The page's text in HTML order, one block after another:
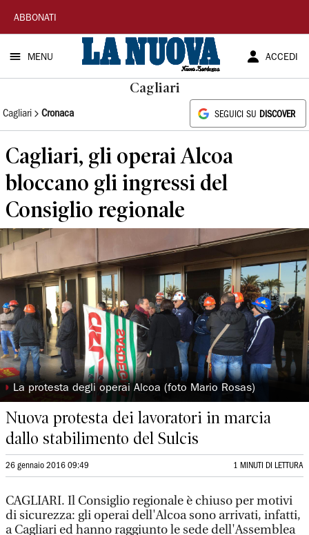
La
Nuova
Sardegna
ABBONATI
MENU ACCEDI
Cagliari
Cagliari Cronaca SEGUICI SU DISCOVER
Cagliari, gli operai Alcoa
bloccano gli ingressi del
Consiglio regionale
◗ La protesta degli operai Alcoa (foto Mario Rosas)
Nuova protesta dei lavoratori in marcia
dallo stabilimento del Sulcis
26 gennaio 2016 09:49 1 MINUTI DI LETTURA
CAGLIARI. Il Consiglio regionale è chiuso per motivi
di sicurezza: gli operai dell'Alcoa sono arrivati, infatti,
a Cagliari ed hanno raggiunto le sede dell'Assemblea